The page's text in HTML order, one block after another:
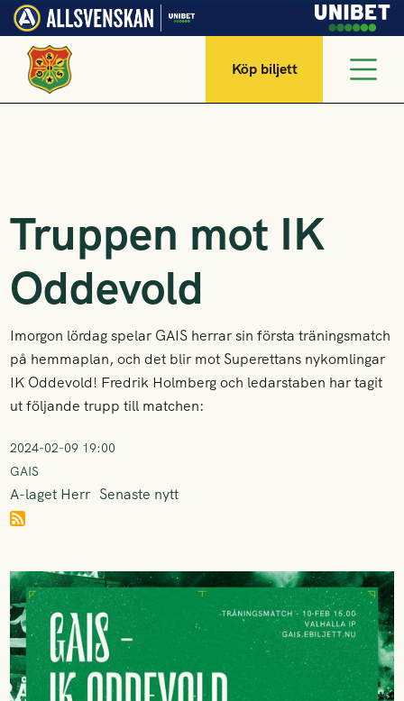
Köp biljett
Truppen mot IK
Oddevold
Imorgon lördag spelar GAIS herrar sin första träningsmatch
på hemmaplan, och det blir mot Superettans nykomlingar
IK Oddevold! Fredrik Holmberg och ledarstaben har tagit
ut följande trupp till matchen:
2024-02-09 19:00
GAIS
A-laget Herr Senaste nytt